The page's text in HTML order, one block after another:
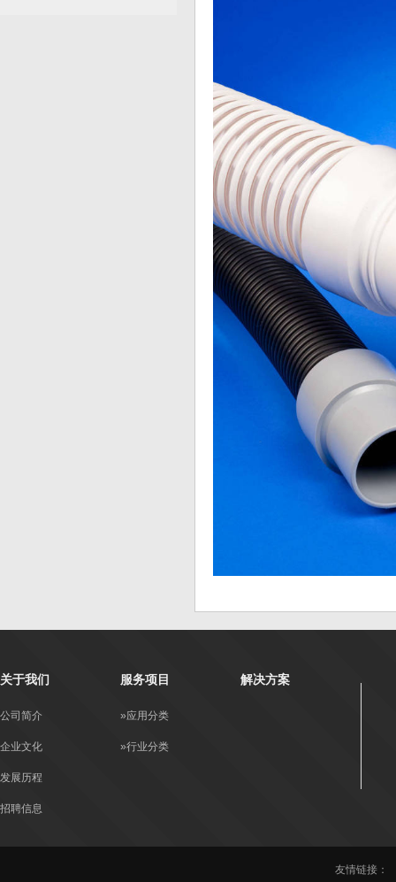
关于我们
公司简介
企业文化
发展历程
招聘信息
服务项目
»应用分类
»行业分类
解决方案
友情链接：